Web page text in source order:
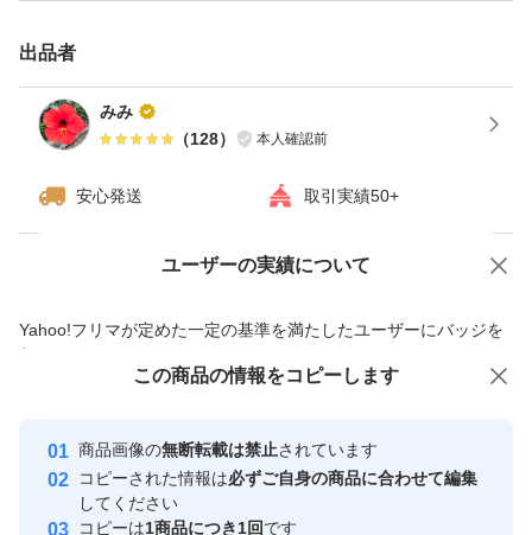
#酒おつまみ
#島らっきょう
#らっきょ
野菜の種類島らっきょう
出品者
みみ
（128） 本人確認前
安心発送 取引実績50+
ユーザーの実績について
Yahoo!フリマが定めた一定の基準を満たしたユーザーにバッジを
付与しています
安心取引出品者
心・安全なユーザーです
取引実績
価格の相談 商品への質問
この商品の情報をコピーします
商品画像の無断転載は禁止されています
コピーされた情報は必ずご自身の商品に合わせて編集
してください
コピーは1商品につき1回です
この商品をみている人にオススメ